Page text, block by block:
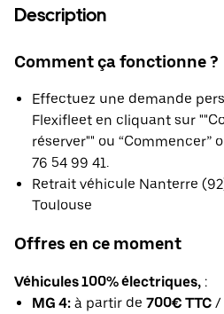
Description
Comment ça fonctionne ?
Effectuez une demande
Flexifleet en cliquant sur
réserver"" ou “Commencer”
76 54 99 41.
Retrait véhicule Nanterre
Toulouse
Offres en ce moment
Véhicules 100% électriques, :
MG 4: à partir de 700€ TTC /